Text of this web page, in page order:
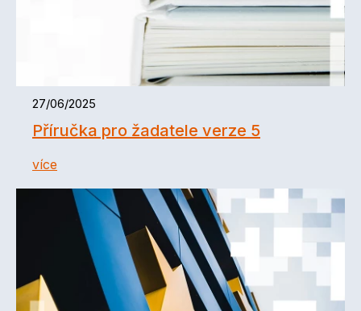
27/06/2025
Příručka pro žadatele verze 5
více